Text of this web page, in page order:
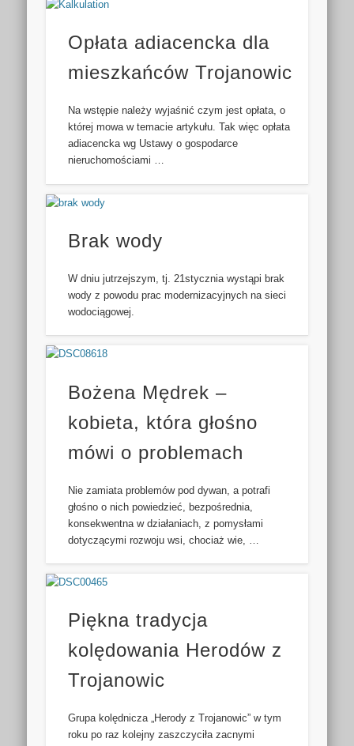
Opłata adiacencka dla
mieszkańców Trojanowic
Na wstępie należy wyjaśnić czym jest opłata, o
której mowa w temacie artykułu. Tak więc opłata
adiacencka wg Ustawy o gospodarce
nieruchomościami …
Brak wody
W dniu jutrzejszym, tj. 21stycznia wystąpi brak
wody z powodu prac modernizacyjnych na sieci
wodociągowej.
Bożena Mędrek –
kobieta, która głośno
mówi o problemach
Nie zamiata problemów pod dywan, a potrafi
głośno o nich powiedzieć, bezpośrednia,
konsekwentna w działaniach, z pomysłami
dotyczącymi rozwoju wsi, chociaż wie, …
Piękna tradycja
kolędowania Herodów z
Trojanowic
Grupa kolędnicza „Herody z Trojanowic” w tym
roku po raz kolejny zaszczyciła zacnymi